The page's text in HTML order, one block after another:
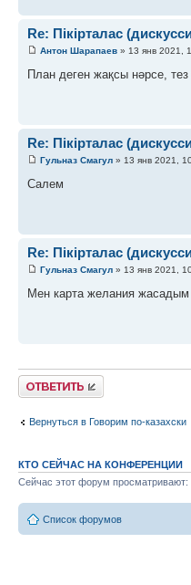
Re: Пікірталас
Антон Шарапаев » 13 янв 2021,
План деген жақсы нәрсе,
Re: Пікірталас
Гульназ Смагул » 13 янв 2021,
Салем
Re: Пікірталас
Гульназ Смагул » 13 янв 2021,
Мен карта желания жасадым
Ответить
Вернуться в Говорим по-казахски
КТО СЕЙЧАС НА КОНФЕРЕНЦИИ
Сейчас этот форум просматривают:
Список форумов